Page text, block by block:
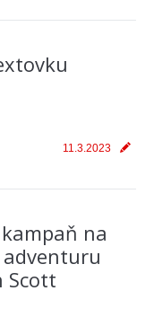
11.3.2023
na
Scott